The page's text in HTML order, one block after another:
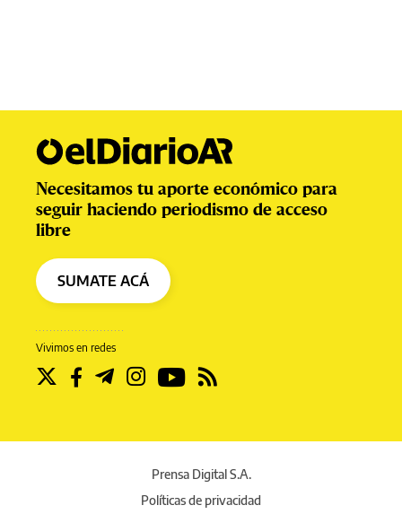
Vivimos en redes
Necesitamos tu aporte económico para
seguir haciendo periodismo de acceso
libre
SUMATE ACÁ
Prensa Digital S.A.
Políticas de privacidad